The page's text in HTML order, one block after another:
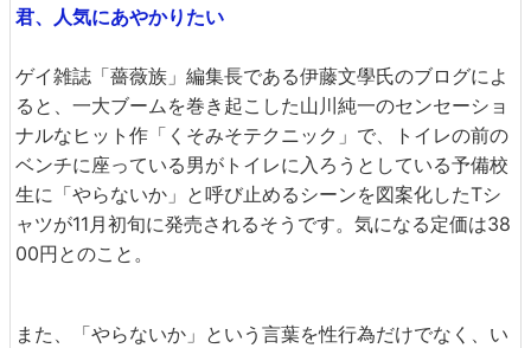
君、人気にあやかりたい
ゲイ雑誌「薔薇族」編集長である伊藤文學氏のブログによ
ると、一大ブームを巻き起こした山川純一のセンセーショ
ナルなヒット作「くそみそテクニック」で、トイレの前の
ベンチに座っている男がトイレに入ろうとしている予備校
生に「やらないか」と呼び止めるシーンを図案化したTシ
ャツが11月初旬に発売されるそうです。気になる定価は38
00円とのこと。
また、「やらないか」という言葉を性行為だけでなく、い